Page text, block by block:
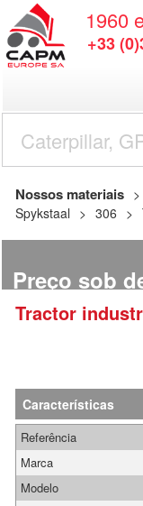
1960
+33
Nossos materiais
Spykstaal
306
Preço sob
Tractor
Características
Referência
Marca
Modelo